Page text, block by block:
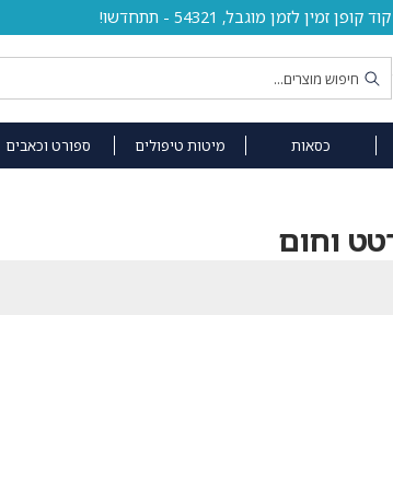
קוד קופן זמין לזמן מוגבל, 54321 - תתחדשו!
כסאות מיטות טיפולים ספורט וכאבים
וחום